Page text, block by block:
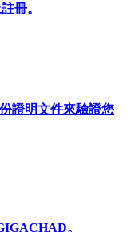
冊。
證明文件來驗證您
。